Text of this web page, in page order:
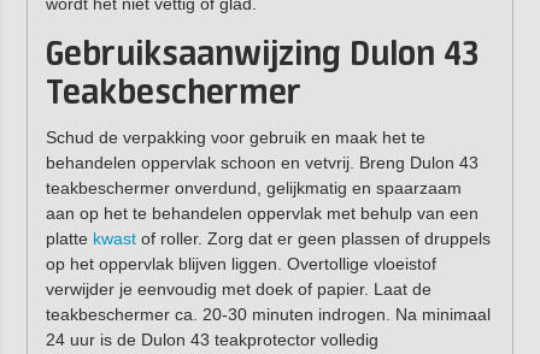
Gebruiksaanwijzing Dulon 43
Teakbeschermer
Schud de verpakking voor gebruik en maak het te
behandelen oppervlak schoon en vetvrij. Breng Dulon 43
teakbeschermer onverdund, gelijkmatig en spaarzaam
aan op het te behandelen oppervlak met behulp van een
platte kwastof roller. Zorg dat er geen plassen of druppels
op het oppervlak blijven liggen. Overtollige vloeistof
verwijder je eenvoudig met doek of papier. Laat de
teakbeschermer ca. 20-30 minuten indrogen. Na minimaal
24 uur is de Dulon 43 teakprotector volledig